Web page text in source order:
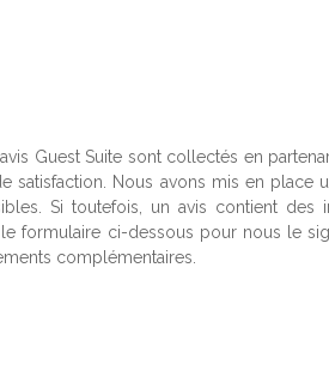
Guest Suite sont collectés en
satisfaction. Nous avons mis en place
Si toutefois, un avis contient des
formulaire ci-dessous pour nous le
complémentaires.